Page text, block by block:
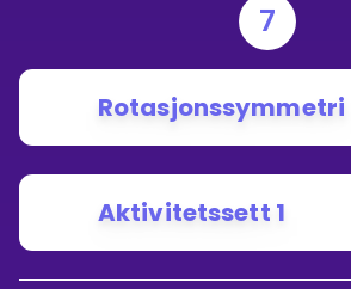
7
Rotasjonssymmetri
Aktivitetssett 1